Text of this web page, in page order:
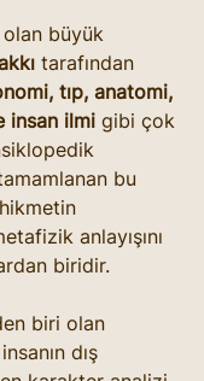
olan büyük
tarafından
tıp, anatomi,
insan ilmi gibi çok
bu
anlayışını
biridir.
biri olan
dış